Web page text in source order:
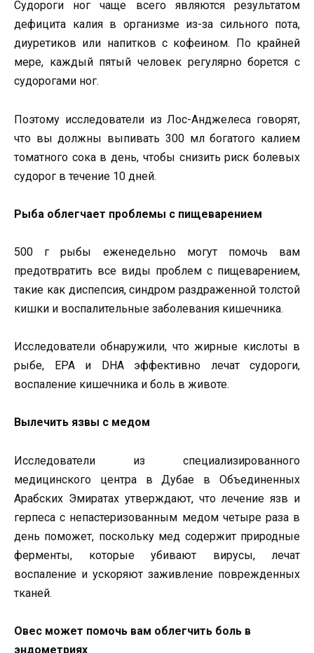
Судороги ног чаще всего являются результатом
дефицита калия в организме из-за сильного пота,
диуретиков или напитков с кофеином. По крайней
мере, каждый пятый человек регулярно борется с
судорогами ног.
Поэтому исследователи из Лос-Анджелеса говорят,
что вы должны выпивать 300 мл богатого калием
томатного сока в день, чтобы снизить риск болевых
судорог в течение 10 дней.
Рыба облегчает проблемы с пищеварением
500 г рыбы еженедельно могут помочь вам
предотвратить все виды проблем с пищеварением,
такие как диспепсия, синдром раздраженной толстой
кишки и воспалительные заболевания кишечника.
Исследователи обнаружили, что жирные кислоты в
рыбе, EPA и DHA эффективно лечат судороги,
воспаление кишечника и боль в животе.
Вылечить язвы с медом
Исследователи из специализированного
медицинского центра в Дубае в Объединенных
Арабских Эмиратах утверждают, что лечение язв и
герпеса с непастеризованным медом четыре раза в
день поможет, поскольку мед содержит природные
ферменты, которые убивают вирусы, лечат
воспаление и ускоряют заживление поврежденных
тканей.
Овес может помочь вам облегчить боль в
эндометриях